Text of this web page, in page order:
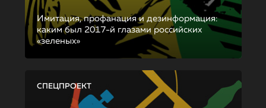
Имитация, профанация и дезинформация:
каким был 2017-й глазами российских
«зеленых»
СПЕЦПРОЕКТ